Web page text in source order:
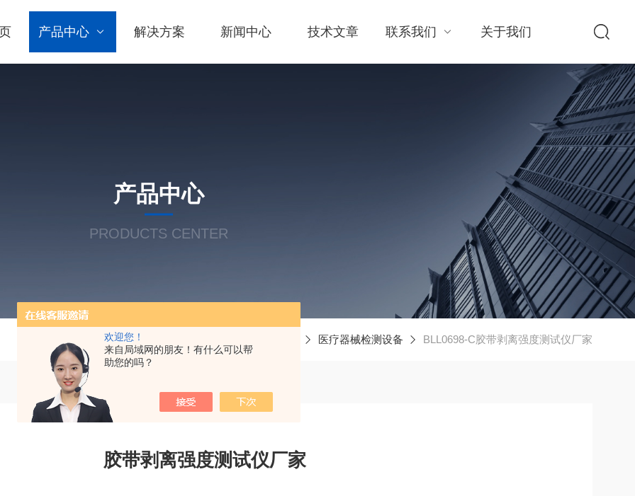
欢迎您！
来自局域网的朋友！有什么可以帮
助您的吗？
产品中心 解决方案 新闻中心 技术文章 联系我们 关于我们
产品中心
PRODUCTS CENTER
医疗器械检测设备 BLL0698-C胶带剥离强度测试仪厂家
胶带剥离强度测试仪厂家